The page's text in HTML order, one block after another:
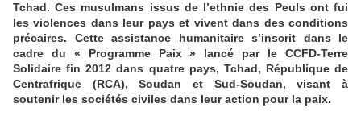
Tchad. Ces musulmans issus de l’ethnie des Peuls ont fui
les violences dans leur pays et vivent dans des conditions
précaires. Cette assistance humanitaire s’inscrit dans le
cadre du « Programme Paix » lancé par le CCFD-Terre
Solidaire fin 2012 dans quatre pays, Tchad, République de
Centrafrique (RCA), Soudan et Sud-Soudan, visant à
soutenir les sociétés civiles dans leur action pour la paix.